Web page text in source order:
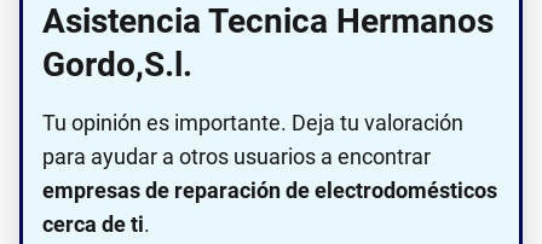
Asistencia Tecnica Hermanos
Gordo,S.l.
Tu opinión es importante. Deja tu valoración
para ayudar a otros usuarios a encontrar
empresas de reparación de electrodomésticos
cerca de ti.